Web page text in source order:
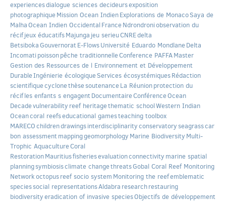
experiencesdialogue sciences decideursexposition
photographiqueMission Ocean IndienExplorations de MonacoSaya de
MalhaOcean Indien OccidentalFranceNdrondroniobservation du
récifjeux éducatifsMajunga jeu serieuCNREdelta
BetsibokaGouvernoratE-FlowsUniversité Eduardo MondlaneDelta
Incomatipoissonpêche traditionnelleConference PAFFAMaster
Gestion des Ressources de l Environnement et Développement
DurableIngénierie écologiqueServices écosystémiquesRédaction
scientifiquecyclonethèsesoutenanceLa Réunionprotection du
récifles enfants s engagentDocumentaireConférenceOcean
Decadevulnerability reef heritagethematic schoolWestern Indian
Oceancoral reefseducational gamesteaching toolbox
MARECOchildrendrawingsinterdisciplinarityconservatory seagrasscar
bon assessmentmappinggeomorphology Marine Biodiversity Multi-
Trophic AquacultureCoral
RestorationMauritiusfisheriesevaluationconnectivity marine spatial
planningsymbiosisclimate changethreatsGobal Coral Reef Monitoring
Networkoctopusreef socio system Monitoring the reefemblematic
speciessocial representationsAldabra researchrestauring
biodiversityeradication of invasive speciesObjectifs de développement